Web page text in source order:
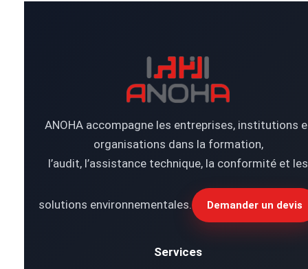
ANOHA accompagne les entreprises, institutions
organisations dans la formation,
l’audit, l’assistance technique, la conformité et les
solutions environnementales. Demander un devis
Services